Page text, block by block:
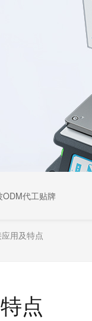
ODM代工贴牌
用及特点
点